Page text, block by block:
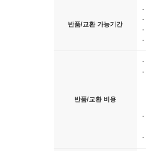
반품/교환 가능기간
반품/교환 비용